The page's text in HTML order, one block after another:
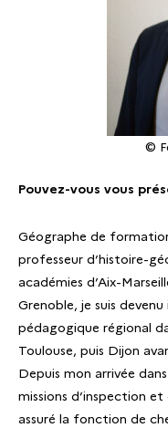
©
Pouvez-vous vous
Géographe de
professeur d’histoire-
académies d’Aix-
Grenoble, je suis
pédagogique régional
Toulouse, puis Dijon
Depuis mon arrivée
missions d’inspection et
assuré la fonction de